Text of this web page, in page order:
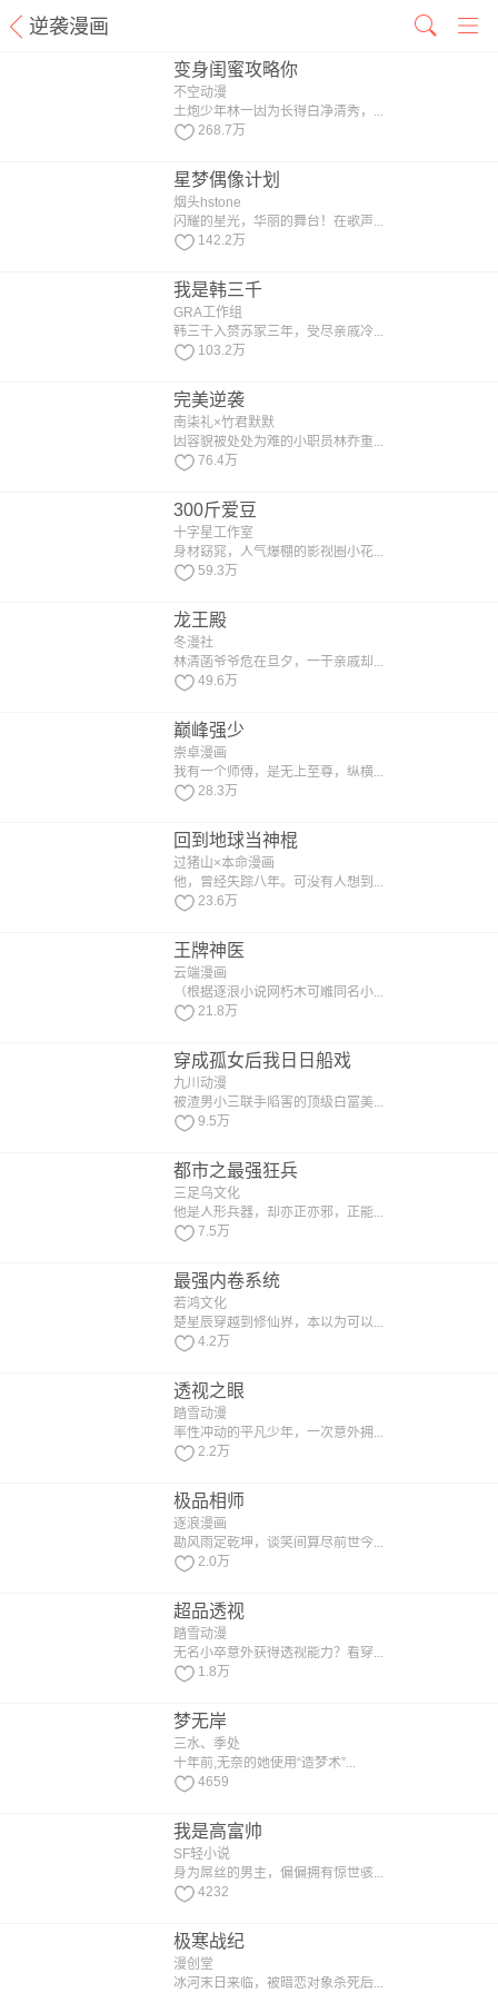
逆袭漫画
变身闺蜜攻略你
不空动漫
土炮少年林一因为长得白净清秀，...
268.7万
星梦偶像计划
烟头hstone
闪耀的星光，华丽的舞台！在歌声...
142.2万
我是韩三千
GRA工作组
韩三千入赘苏家三年，受尽亲戚冷...
103.2万
完美逆袭
南柒礼×竹君默默
因容貌被处处为难的小职员林乔重...
76.4万
300斤爱豆
十字星工作室
身材窈窕，人气爆棚的影视圈小花...
59.3万
龙王殿
冬漫社
林清菡爷爷危在旦夕，一干亲戚却...
49.6万
巅峰强少
崇卓漫画
我有一个师傅，是无上至尊，纵横...
28.3万
回到地球当神棍
过猪山×本命漫画
他，曾经失踪八年。可没有人想到...
23.6万
王牌神医
云端漫画
（根据逐浪小说网朽木可雕同名小...
21.8万
穿成孤女后我日日船戏
九川动漫
被渣男小三联手陷害的顶级白富美...
9.5万
都市之最强狂兵
三足乌文化
他是人形兵器，却亦正亦邪，正能...
7.5万
最强内卷系统
若鸿文化
楚星辰穿越到修仙界，本以为可以...
4.2万
透视之眼
踏雪动漫
率性冲动的平凡少年，一次意外拥...
2.2万
极品相师
逐浪漫画
勘风雨定乾坤，谈笑间算尽前世今...
2.0万
超品透视
踏雪动漫
无名小卒意外获得透视能力？看穿...
1.8万
梦无岸
三水、季处
十年前,无奈的她使用“造梦术”...
4659
我是高富帅
SF轻小说
身为屌丝的男主，偏偏拥有惊世骇...
4232
极寒战纪
漫创堂
冰河末日来临，被暗恋对象杀死后...